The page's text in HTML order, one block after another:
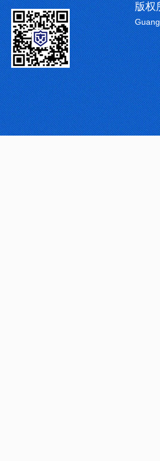
版权